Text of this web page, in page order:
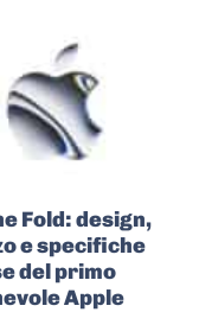
Fold: design,
e specifiche
del primo
Apple